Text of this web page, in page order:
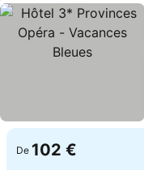
De 102 €